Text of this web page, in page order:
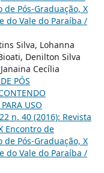
Pós-Graduação, X
do Vale do Paraíba /
Silva, Lohanna
Denilton Silva
Cecília
PÓS
USO
n. 40 (2016): Revista
Encontro de
Pós-Graduação, X
do Vale do Paraíba /